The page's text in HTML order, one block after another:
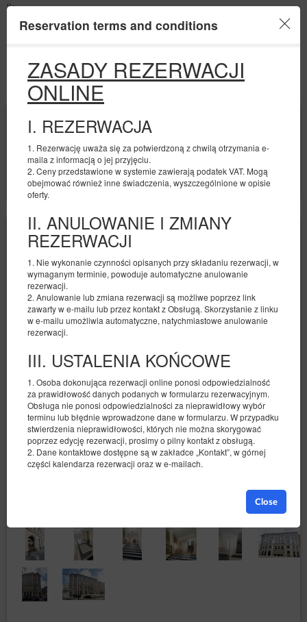
Reservation terms and conditions
ZASADY REZERWACJI
ONLINE
I. REZERWACJA
1. Rezerwację uważa się za potwierdzoną z chwilą otrzymania e-
maila z informacją o jej przyjęciu.
2. Ceny przedstawione w systemie zawierają podatek VAT. Mogą
obejmować również inne świadczenia, wyszczególnione w opisie
oferty.
II. ANULOWANIE I ZMIANY
REZERWACJI
1. Nie wykonanie czynności opisanych przy składaniu rezerwacji, w
wymaganym terminie, powoduje automatyczne anulowanie
rezerwacji.
2. Anulowanie lub zmiana rezerwacji są możliwe poprzez link
zawarty w e-mailu lub przez kontakt z Obsługą. Skorzystanie z linku
w e-mailu umożliwia automatyczne, natychmiastowe anulowanie
rezerwacji.
III. USTALENIA KOŃCOWE
1. Osoba dokonująca rezerwacji online ponosi odpowiedzialność
za prawidłowość danych podanych w formularzu rezerwacyjnym.
Obsługa nie ponosi odpowiedzialności za nieprawidłowy wybór
terminu lub błędnie wprowadzone dane w formularzu. W przypadku
stwierdzenia nieprawidłowości, których nie można skorygować
poprzez edycję rezerwacji, prosimy o pilny kontakt z obsługą.
2. Dane kontaktowe dostępne są w zakładce „Kontakt”, w górnej
części kalendarza rezerwacji oraz w e-mailach.
Close
');
OFFER PROMOTIONS
09
AUGUST
NUMBER OF GUESTS
FILTERS